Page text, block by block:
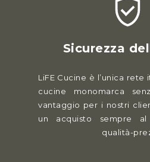
Sicurezza
LiFE Cucine è l’unica
cucine monomarca
vantaggio per i nostri
un acquisto sempre
qualità-